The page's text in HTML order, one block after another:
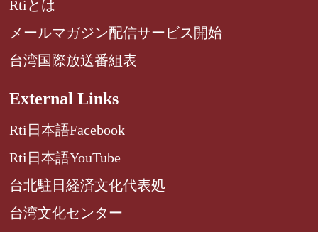
Rtiとは
メールマガジン配信サービス開始
台湾国際放送番組表
External Links
Rti日本語Facebook
Rti日本語YouTube
台北駐日経済文化代表処
台湾文化センター